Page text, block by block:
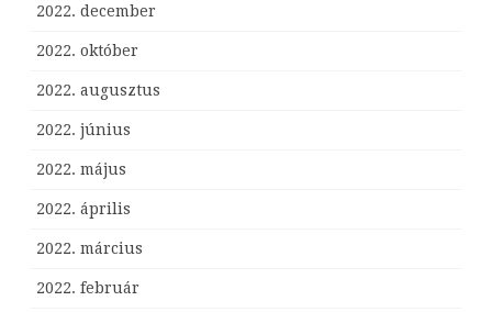
2022. december
2022. október
2022. augusztus
2022. június
2022. május
2022. április
2022. március
2022. február